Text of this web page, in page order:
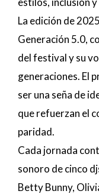
La edición de
Generación 5.0,
del festival y su
generaciones. El
ser una seña de
que refuerzan el
paridad.
Cada jornada
sonoro de cinco
Betty Bunny,